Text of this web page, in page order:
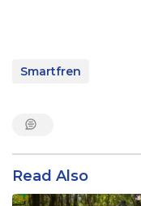
Smartfren
Read Also